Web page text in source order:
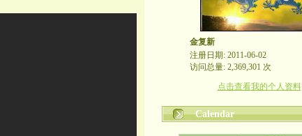
金复新
注册日期: 2011-06-02
访问总量: 2,369,301 次
点击查看我的个人资料
Calendar